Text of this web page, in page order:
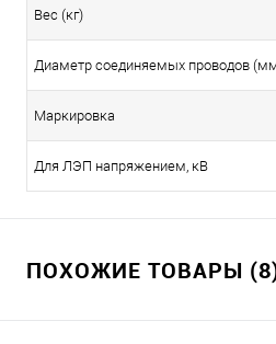
Вес (кг)
Диаметр соединяемых проводов
Маркировка
Для ЛЭП напряжением, кВ
ПОХОЖИЕ ТОВАРЫ